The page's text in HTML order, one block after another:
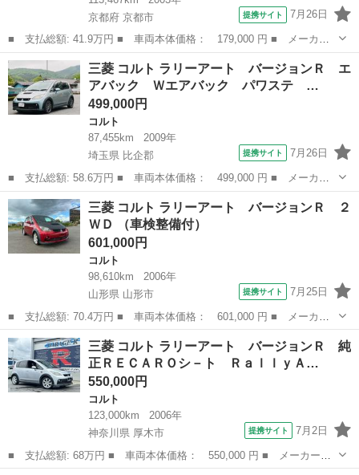
京都府 京都市
提携サイト 7月26日
■ 支払総額: 41.9万円 ■ 車両本体価格： 179,000 円 ■ メーカー
名： 三菱 ■ 車種名： コルト ■ グレード名： スタンダード
バージョン タイミングベルト交換済・１６インチホイール キーレ
ス エアコン...
京都 京都市 コルト
三菱 コルト ラリーアート バージョンＲ エ
アバック Ｗエアバック パワステ …
499,000円
コルト
87,455km
2009年
埼玉県 比企郡
提携サイト 7月26日
■ 支払総額: 58.6万円 ■ 車両本体価格： 499,000 円 ■ メーカー
名： 三菱 ■ 車種名： コルト ■ グレード名： ラリーアート
バージョンＲ エアバック Ｗエアバック パワステ リモコンキ
ー ＥＴＣ付き...
埼玉 比企郡 コルト
三菱 コルト ラリーアート バージョンＲ ２
ＷＤ （車検整備付）
601,000円
コルト
98,610km
2006年
山形県 山形市
提携サイト 7月25日
■ 支払総額: 70.4万円 ■ 車両本体価格： 601,000 円 ■ メーカー
名： 三菱 ■ 車種名： コルト ■ グレード名： ラリーアート
バージョンＲ ２ＷＤ ■ 排気量： 1500cc ■ ドア枚数： 5D ■...
山形 山形市 コルト
三菱 コルト ラリーアート バージョンＲ 純
正ＲＥＣＡＲＯシ－ト ＲａｌｌｙＡ…
550,000円
コルト
123,000km
2006年
神奈川県 厚木市
提携サイト 7月2日
■ 支払総額: 68万円 ■ 車両本体価格： 550,000 円 ■ メーカー
名： 三菱 ■ 車種名： コルト ■ グレード名： ラリーアート